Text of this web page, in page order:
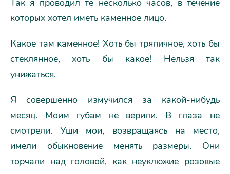
Так я проводил те несколько часов, в течение
которых хотел иметь каменное лицо.
Какое там каменное! Хоть бы тряпичное, хоть бы
стеклянное, хоть бы какое! Нельзя так
унижаться.
Я совершенно измучился за какой-нибудь
месяц. Моим губам не верили. В глаза не
смотрели. Уши мои, возвращаясь на место,
имели обыкновение менять размеры. Они
торчали над головой, как неуклюжие розовые